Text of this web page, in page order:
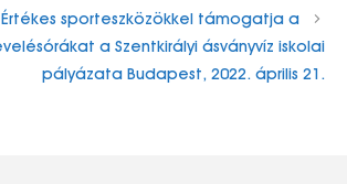
Értékes sporteszközökkel támogatja a
a Szentkirályi ásványvíz iskolai
pályázata Budapest, 2022. április 21.